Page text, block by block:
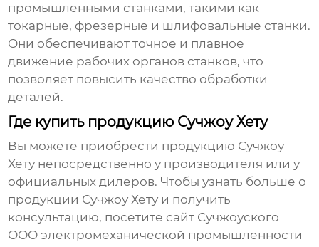
промышленными станками, такими как
токарные, фрезерные и шлифовальные станки.
Они обеспечивают точное и плавное
движение рабочих органов станков, что
позволяет повысить качество обработки
деталей.
Где купить продукцию Сучжоу Хету
Вы можете приобрести продукцию Сучжоу
Хету непосредственно у производителя или у
официальных дилеров. Чтобы узнать больше о
продукции Сучжоу Хету и получить
консультацию, посетите сайт Сучжоуского
ООО электромеханической промышленности